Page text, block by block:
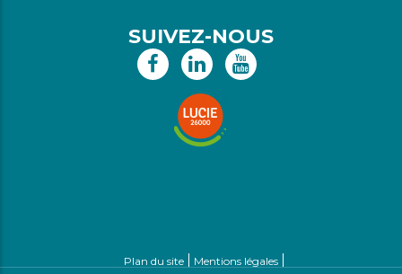
SUIVEZ-NOUS
Plan du site Mentions légales